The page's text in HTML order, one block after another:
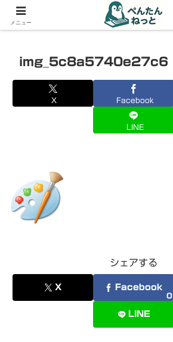
PCやガジェットの備忘録
img_5c8a5740e27c6
X Facebook
LINE
シェアする
X Facebook
0
LINE
メニュー